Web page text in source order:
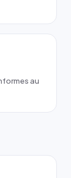
au